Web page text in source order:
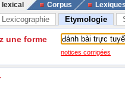
lexical Corpus
Lexicographie Etymologie
une forme
notices corrigées